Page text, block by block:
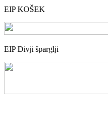
EIP KOŠEK
EIP Divji šparglji